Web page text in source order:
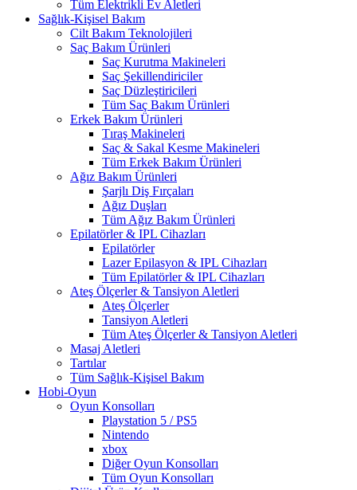
Tüm Elektrikli Ev Aletleri
Sağlık-Kişisel Bakım
Cilt Bakım Teknolojileri
Saç Bakım Ürünleri
Saç Kurutma Makineleri
Saç Şekillendiriciler
Saç Düzleştiricileri
Tüm Saç Bakım Ürünleri
Erkek Bakım Ürünleri
Tıraş Makineleri
Saç & Sakal Kesme Makineleri
Tüm Erkek Bakım Ürünleri
Ağız Bakım Ürünleri
Şarjlı Diş Fırçaları
Ağız Duşları
Tüm Ağız Bakım Ürünleri
Epilatörler & IPL Cihazları
Epilatörler
Lazer Epilasyon & IPL Cihazları
Tüm Epilatörler & IPL Cihazları
Ateş Ölçerler & Tansiyon Aletleri
Ateş Ölçerler
Tansiyon Aletleri
Tüm Ateş Ölçerler & Tansiyon Aletleri
Masaj Aletleri
Tartılar
Tüm Sağlık-Kişisel Bakım
Hobi-Oyun
Oyun Konsolları
Playstation 5 / PS5
Nintendo
xbox
Diğer Oyun Konsolları
Tüm Oyun Konsolları